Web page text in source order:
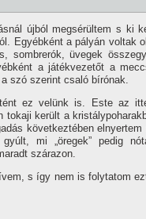
újból megsérültem s
Egyébként a pályán voltak
sombrerók, üvegek
a játékvezetőt a
a szó szerint csaló bí­rónak.
ez velünk is. Este az
tokaji került a
következtében
mi „öregek” pedig
szárazon.
s í­gy nem is folytatom